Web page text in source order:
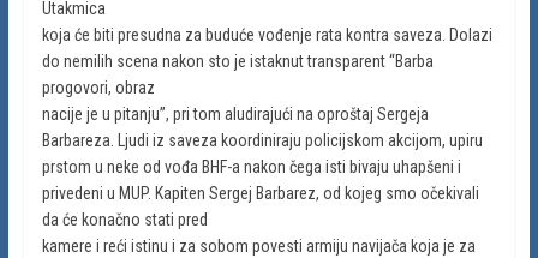
Utakmica
koja će biti presudna za buduće vođenje rata kontra saveza. Dolazi
do nemilih scena nakon sto je istaknut transparent “Barba
progovori, obraz
nacije je u pitanju”, pri tom aludirajući na oproštaj Sergeja
Barbareza. Ljudi iz saveza koordiniraju policijskom akcijom, upiru
prstom u neke od vođa BHF-a nakon čega isti bivaju uhapšeni i
privedeni u MUP. Kapiten Sergej Barbarez, od kojeg smo očekivali
da će konačno stati pred
kamere i reći istinu i za sobom povesti armiju navijača koja je za